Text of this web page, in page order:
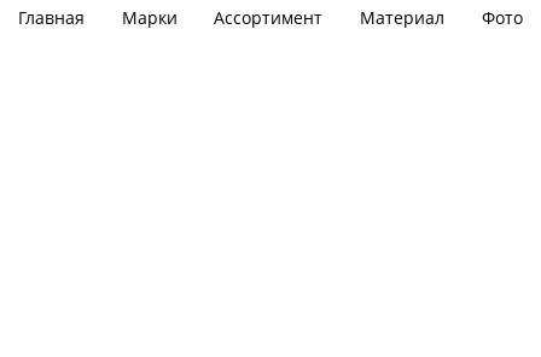
Главная Марки Ассортимент Материал Фото